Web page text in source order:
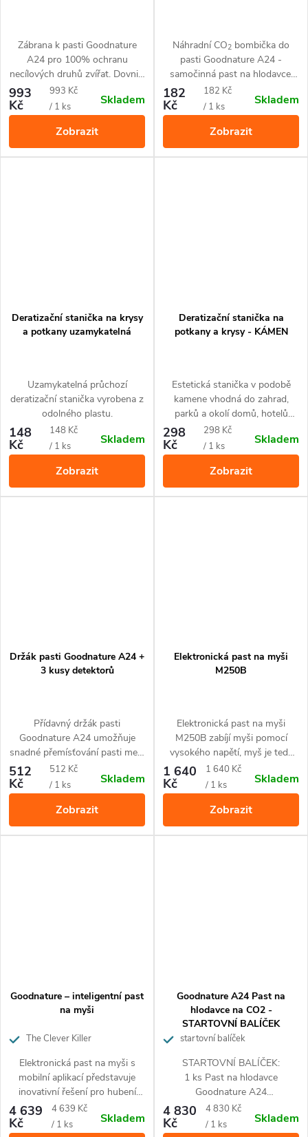
Zábrana k pasti Goodnature
A24 pro 100% ochranu
necílových druhů zvířat. Dovnitř
pronikne pouze hlodavec typu
myš, hraboš nebo potkan.
993
Kč
Měrná
cena:
993 Kč
/ 1 ks
Skladem
Zobrazit
Náhradní CO2 bombička do
pasti Goodnature A24 -
samočinná past na hlodavce:
potkany, myši, hraboše.
182
Kč
Měrná
cena:
182 Kč
/ 1 ks
Skladem
Zobrazit
Deratizační stanička na krysy
a potkany uzamykatelná
Uzamykatelná průchozí
deratizační stanička vyrobena z
odolného plastu.
148
Kč
Měrná
cena:
148 Kč
/ 1 ks
Skladem
Zobrazit
Deratizační stanička na
potkany a krysy - KÁMEN
Estetická stanička v podobě
kamene vhodná do zahrad,
parků a okolí domů, hotelů
nebo rekreačních objektů.
Uzamykatelná.
298
Kč
Měrná
cena:
298 Kč
/ 1 ks
Skladem
Zobrazit
Držák pasti Goodnature A24 +
3 kusy detektorů
Přídavný držák pasti
Goodnature A24 umožňuje
snadné přemísťování pasti mezi
různými místy. Součástí balení
jsou 3 kusy detektorů k
monitorování výskytu hlodavců
pro vytipování nejvhodnějšího
místa k instalaci pasti
Goodnature A24.
512
Kč
Měrná
cena:
512 Kč
/ 1 ks
Skladem
Zobrazit
Elektronická past na myši
M250B
Elektronická past na myši
M250B zabíjí myši pomocí
vysokého napětí, myš je tedy
usmrcena humánně šokem.
1 640
Kč
Měrná
cena:
1 640 Kč
/ 1 ks
Skladem
Zobrazit
Goodnature – inteligentní past
na myši
The Clever Killer
Elektronická past na myši s
mobilní aplikací představuje
inovativní řešení pro hubení
hlodavců – efektivní, etické a
inteligentní.
4 639
Kč
Měrná
cena:
4 639 Kč
/ 1 ks
Skladem
Goodnature A24 Past na
hlodavce na CO2 -
STARTOVNÍ BALÍČEK
startovní balíček
STARTOVNÍ BALÍČEK:
1 ks Past na hlodavce
Goodnature A24
2 ks
Náhradní bombička
s náplní CO2 (16 g)
4 830
Kč
Měrná
cena:
4 830 Kč
/ 1 ks
Skladem